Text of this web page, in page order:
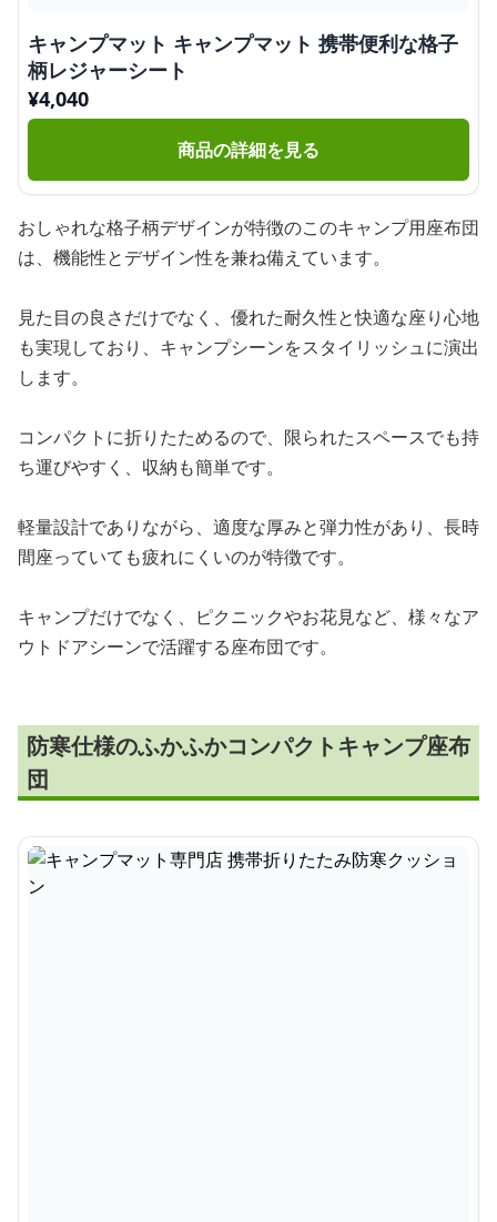
キャンプマット キャンプマット 携帯便利な格子
柄レジャーシート
¥4,040
商品の詳細を見る
おしゃれな格子柄デザインが特徴のこのキャンプ用座布団
は、機能性とデザイン性を兼ね備えています。
見た目の良さだけでなく、優れた耐久性と快適な座り心地
も実現しており、キャンプシーンをスタイリッシュに演出
します。
コンパクトに折りたためるので、限られたスペースでも持
ち運びやすく、収納も簡単です。
軽量設計でありながら、適度な厚みと弾力性があり、長時
間座っていても疲れにくいのが特徴です。
キャンプだけでなく、ピクニックやお花見など、様々なア
ウトドアシーンで活躍する座布団です。
防寒仕様のふかふかコンパクトキャンプ座布
団